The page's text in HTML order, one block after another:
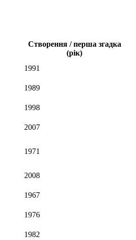
Створення / перша згадка
(рік)
1991
1989
1998
2007
1971
2008
1967
1976
1982